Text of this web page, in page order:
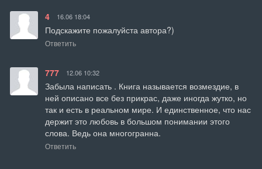
4 16.06 18:04
Подскажите пожалуйста автора?)
Ответить
777 12.06 10:32
Забыла написать . Книга называется возмездие, в
ней описано все без прикрас, даже иногда жутко, но
так и есть в реальном мире. И единственное, что нас
держит это любовь в большом понимании этого
слова. Ведь она многогранна.
Ответить